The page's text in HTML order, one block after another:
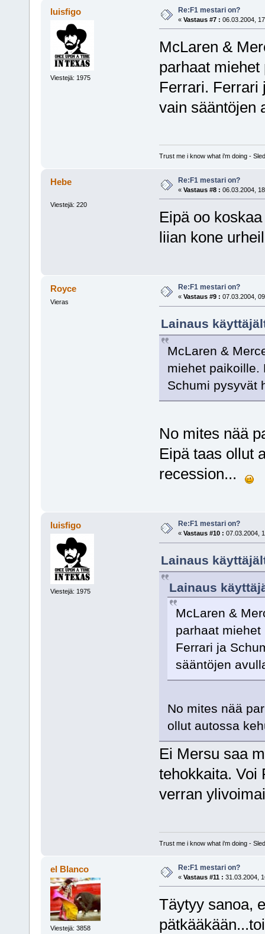
luisfigo
Viestejä: 1975
Re:F1 mestari on?
« Vastaus #7 : 06.03.2004,
McLaren &
parhaat
Ferrari. Ferrari
vain sääntöjen
Trust me i know what i'm doing -
Hebe
Viestejä: 220
Re:F1 mestari on?
« Vastaus #8 : 06.03.2004,
Eipä oo
liian kone
Royce
Vieras
Re:F1 mestari on?
« Vastaus #9 : 07.03.2004,
Lainaus
McLaren &
miehet paikoille.
Schumi pysyvät
No mites nää
Eipä taas ollut
recession...
luisfigo
Viestejä: 1975
Re:F1 mestari on?
« Vastaus #10 : 07.03.2004,
Lainaus
Lainaus
McLaren &
parhaat
Ferrari ja
sääntöjen
No mites nää
ollut autossa
Ei Mersu saa
tehokkaita. Voi
verran
Trust me i know what i'm doing -
el Blanco
Viestejä: 3858
Re:F1 mestari on?
« Vastaus #11 : 31.03.2004,
Täytyy sanoa,